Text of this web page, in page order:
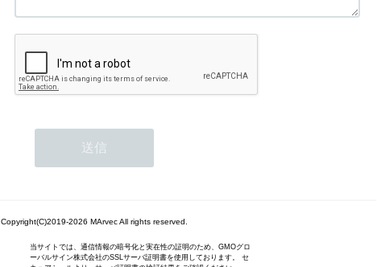
Copyright(C)2019-2026 MArvec All rights reserved.
当サイトでは、通信情報の暗号化と実在性の証明のため、GMOグロ
ーバルサイン株式会社のSSLサーバ証明書を使用しております。 セ